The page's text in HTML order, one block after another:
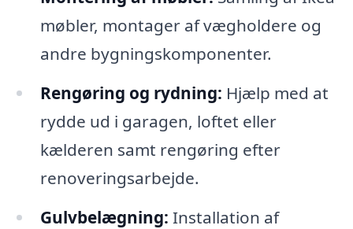
møbler, montager af vægholdere og
andre bygningskomponenter.
Rengøring og rydning: Hjælp med at
rydde ud i garagen, loftet eller
kælderen samt rengøring efter
renoveringsarbejde.
Gulvbelægning: Installation af